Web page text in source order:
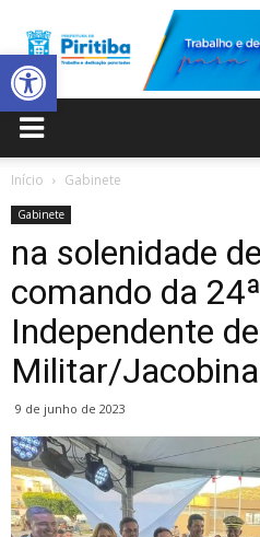
Abrir a barra de ferramentas
de
Início Gabinete
Gabinete
na solenidade
comando da
Independente
Militar/Jacobina
9 de junho de 2023